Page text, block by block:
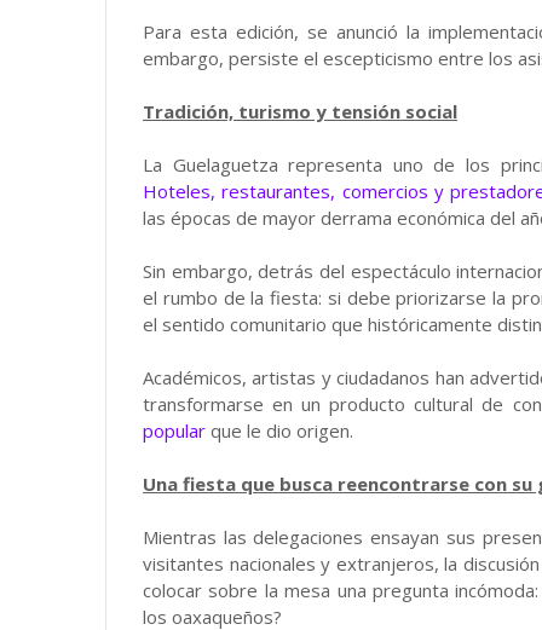
Para esta edición, se anunció la
embargo, persiste el escepticismo entre los
Tradición, turismo y tensión social
La Guelaguetza representa uno de los
Hoteles, restaurantes, comercios y
las épocas de mayor derrama económica del
Sin embargo, detrás del espectáculo
el rumbo de la fiesta: si debe priorizarse la
el sentido comunitario que históricamente
Académicos, artistas y ciudadanos han
transformarse en un producto cultural de
popular que le dio origen.
Una fiesta que busca reencontrarse con su
Mientras las delegaciones ensayan sus
visitantes nacionales y extranjeros, la
colocar sobre la mesa una pregunta
los oaxaqueños?